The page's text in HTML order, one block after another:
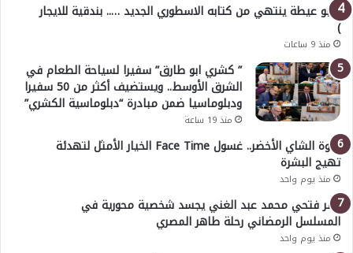
( أبو عيطة ينتهي من كتابه الاسطوري الجديد ….. بندقية للايجار
)
منذ 9 ساعات
” كشري ابو طارق” سفيرا لسياحة الطعام في
الشرق الأوسط.. ويستضيف أكثر من 50 سفيرا
ودبلوماسيا ضمن مبادرة “دبلوماسية الكشري”
منذ 19 ساعة
قوة الشاي الأخضر.. غسول Face Time الخيار الأمثل لتهدئة
تهيج البشرة
منذ يوم واحد
عمر فتحي محمد عبد الغني يجسد شخصية محورية في
المسلسل الرمضاني رحلة طاهر المصري
منذ يوم واحد